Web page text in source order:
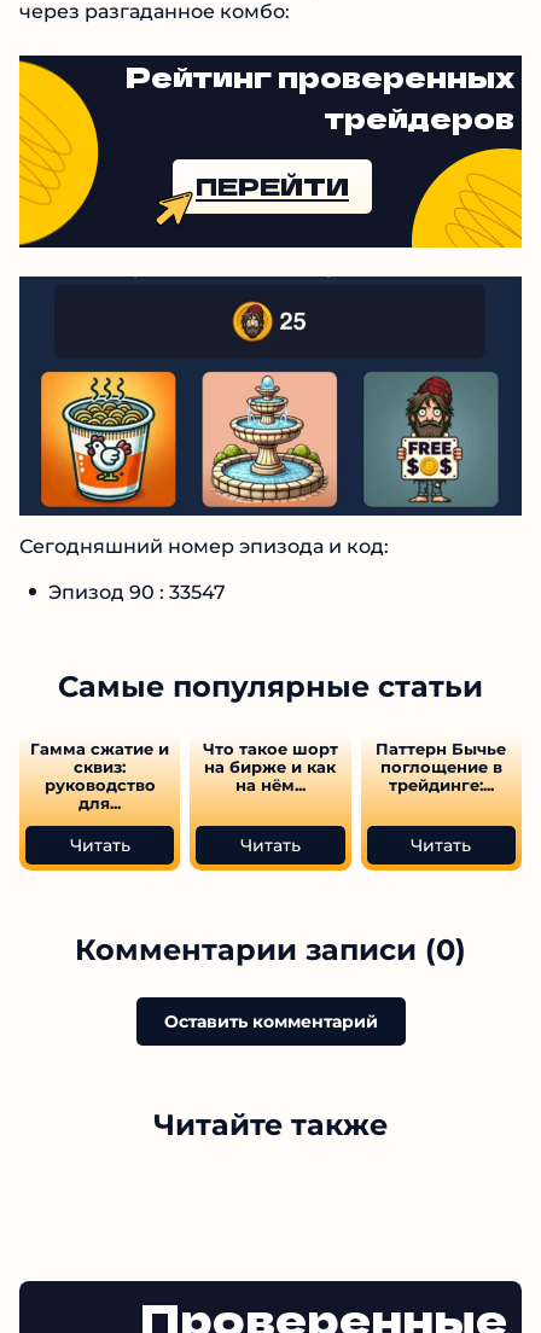
через разгаданное комбо:
Рейтинг проверенных
трейдеров
ПЕРЕЙТИ
Сегодняшний номер эпизода и код:
Эпизод 90 : 33547
Самые популярные статьи
Гамма сжатие и
сквиз:
руководство
для...
Читать
Что такое шорт
на бирже и как
на нём...
Читать
Паттерн Бычье
поглощение в
трейдинге:...
Читать
Комментарии записи (0)
Оставить комментарий
Читайте также
Проверенные